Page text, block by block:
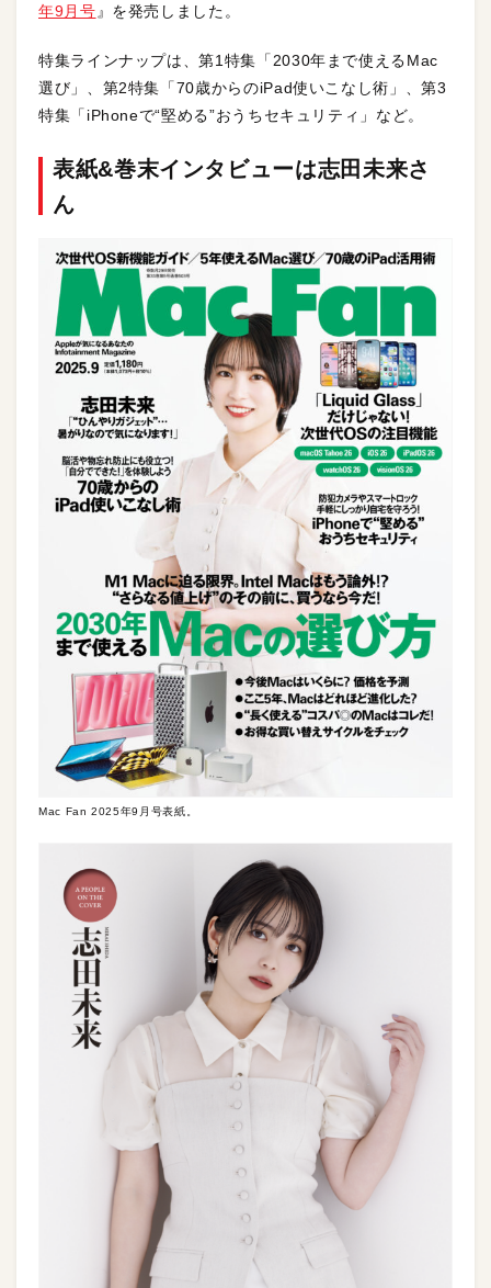
年9月号 』を発売しました。
特集ラインナップは、第1特集「2030年まで使えるMac
選び」、第2特集「70歳からのiPad使いこなし術」、第3
特集「iPhoneで“堅める”おうちセキュリティ」など。
表紙&巻末インタビューは志田未来さ
ん
Mac Fan 2025年9月号表紙。